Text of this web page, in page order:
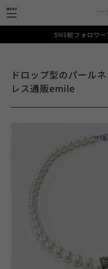
SNS総フォロワー10万
ドロップ型のパール
レス通販emile